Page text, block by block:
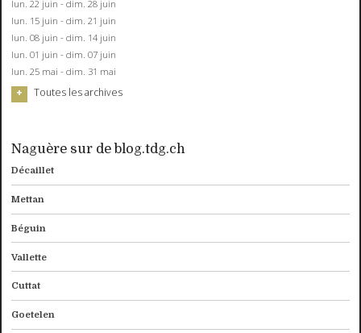
lun. 22 juin - dim. 28 juin
lun. 15 juin - dim. 21 juin
lun. 08 juin - dim. 14 juin
lun. 01 juin - dim. 07 juin
lun. 25 mai - dim. 31 mai
Toutes les archives
Naguère sur de blog.tdg.ch
Décaillet
Mettan
Béguin
Vallette
Cuttat
Goetelen